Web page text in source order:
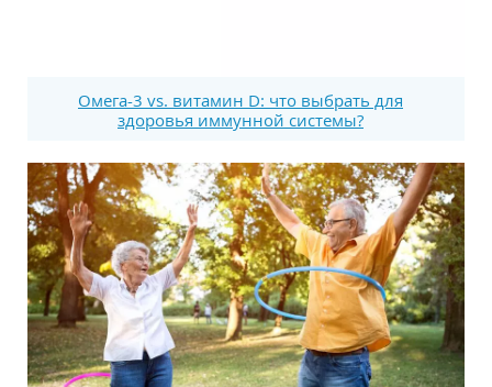
Омега-3 vs. витамин D: что выбрать для
здоровья иммунной системы?